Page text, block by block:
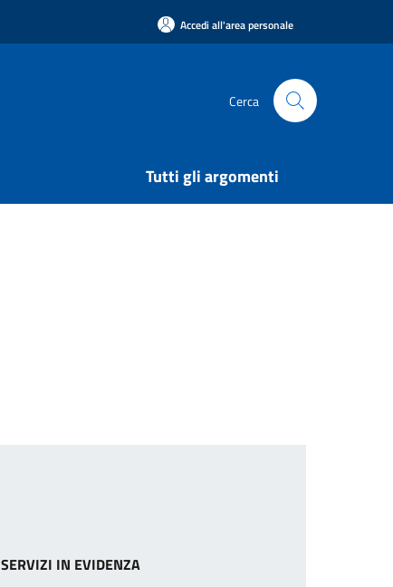
Accedi all'area personale
Cerca
Tutti gli argomenti
SERVIZI IN EVIDENZA